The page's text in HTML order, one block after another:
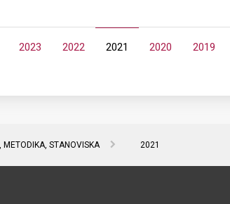
2023 2022 2021 2020 2019
METODIKA, STANOVISKA 2021